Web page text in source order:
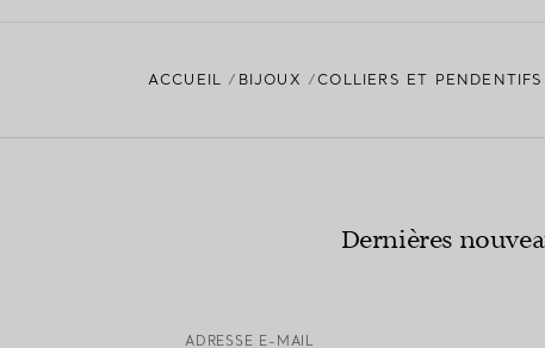
ACCUEIL BIJOUX COLLIERS ET PENDENTIFS
Dernières
ADRESSE E-MAIL